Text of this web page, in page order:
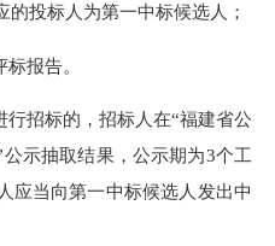
投标人为第一中标候选人；
报告。
行招标的 ，招标人在“福建省公
示抽取结果，公示期为3个工
应当向第一中标候选人发出中